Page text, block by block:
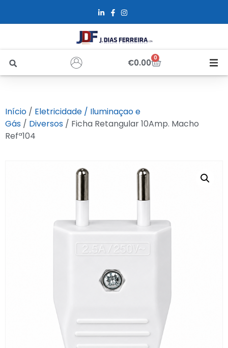
€0.00 0
Sobre Nós
Alfus
Recrutamento
Contactos
Entrar / Registar
Início / Eletricidade / Iluminaçao e
Gás / Diversos / Ficha Retangular 10Amp. Macho
Refª104